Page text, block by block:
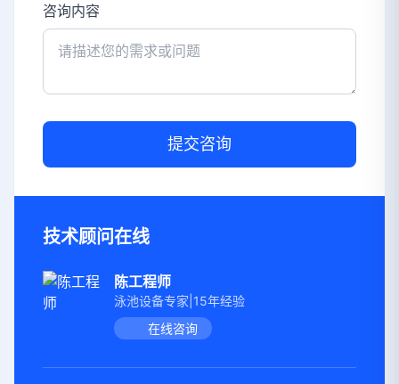
咨询内容
提交咨询
技术顾问在线
陈工程师
泳池设备专家|15年经验
在线咨询